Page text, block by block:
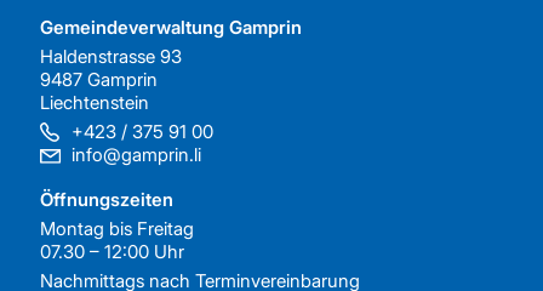
Gemeindeverwaltung Gamprin
Haldenstrasse 93
9487 Gamprin
Liechtenstein
+423 / 375 91 00
info@gamprin.li
Öffnungszeiten
Montag bis Freitag
07.30 – 12:00 Uhr
Nachmittags nach Terminvereinbarung